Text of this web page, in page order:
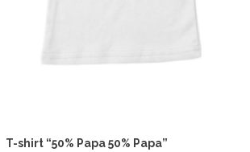
T-shirt “50% Papa 50% Papa”